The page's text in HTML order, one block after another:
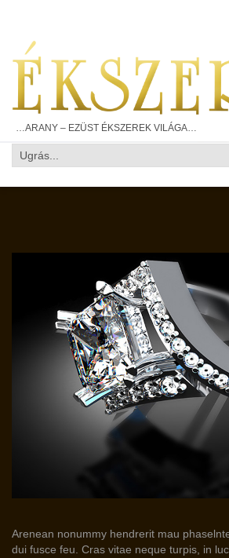
…ARANY – EZÜST ÉKSZEREK VILÁGA…
Arenean nonummy hendrerit mau
dui fusce feu. Cras vitae neque turpis, in